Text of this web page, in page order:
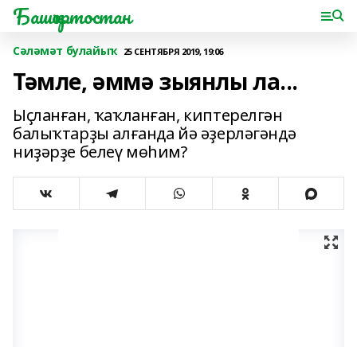
Башҡортостан
Сәләмәт булайыҡ 25 СЕНТЯБРЯ 2019, 19:06
Тәмле, әммә зыянлы ла...
Ыҫланған, ҡаҡланған, киптерелгән
балыҡтарҙы алғанда йә әҙерләгәндә
ниҙәрҙе белеү мөһим?